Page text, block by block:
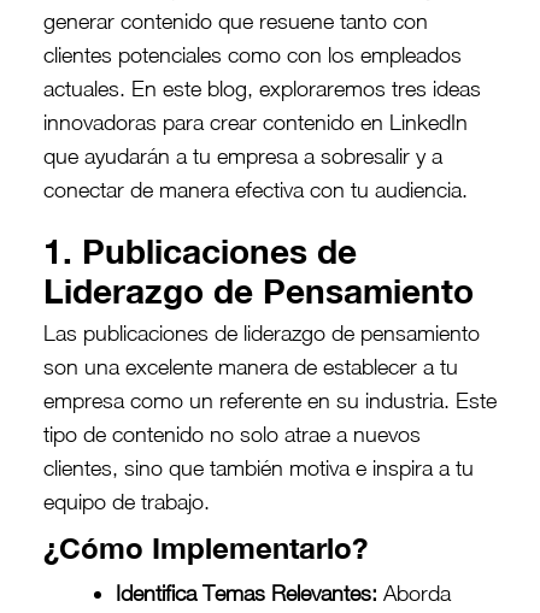
generar contenido que resuene tanto con
clientes potenciales como con los empleados
actuales. En este blog, exploraremos tres ideas
innovadoras para crear contenido en LinkedIn
que ayudarán a tu empresa a sobresalir y a
conectar de manera efectiva con tu audiencia.
1. Publicaciones de
Liderazgo de Pensamiento
Las publicaciones de liderazgo de pensamiento
son una excelente manera de establecer a tu
empresa como un referente en su industria. Este
tipo de contenido no solo atrae a nuevos
clientes, sino que también motiva e inspira a tu
equipo de trabajo.
¿Cómo Implementarlo?
Identifica Temas Relevantes: Aborda